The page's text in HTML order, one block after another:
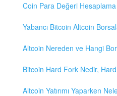
Coin Para Değeri Hesaplama
Yabancı Bitcoin Altcoin
Altcoin Nereden ve Hangi
Bitcoin Hard Fork Nedir,
Altcoin Yatırımı Yaparken